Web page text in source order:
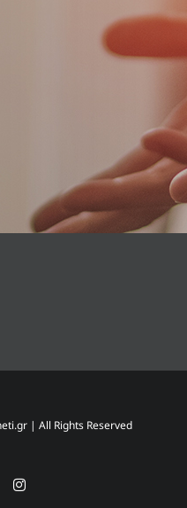
| All Rights Reserved
FacebookInstagram